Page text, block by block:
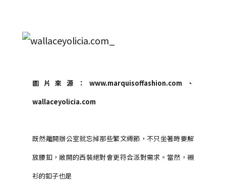
圖片來源：www.marquisoffashion.com、
wallaceyolicia.com
既然離開辦公室就忘掉那些繁文縟節，不只坐著時要解
放腰釦，敞開的西裝絕對會更符合派對需求。當然，襯
衫的釦子也是